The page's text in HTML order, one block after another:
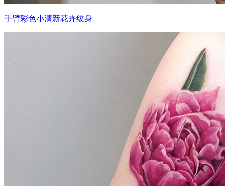
手臂彩色小清新花卉纹身